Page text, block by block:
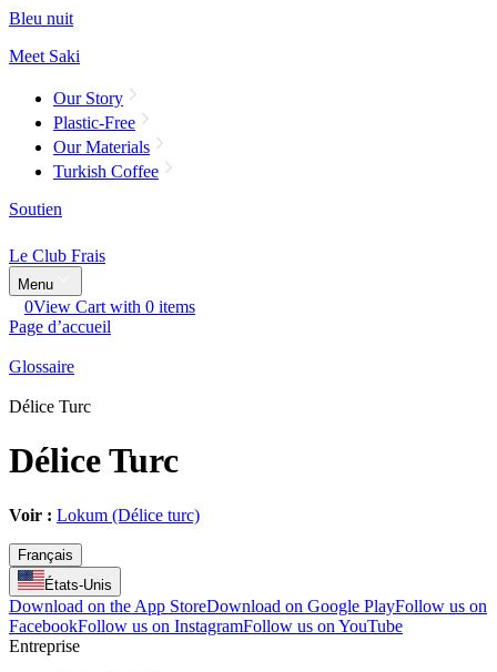
Bleu nuit
Meet Saki
Our Story
Plastic-Free
Our Materials
Turkish Coffee
Soutien
Le Club Frais
Menu
0View Cart with 0 items
Page d’accueil
Glossaire
Délice Turc
Délice Turc
Voir : Lokum (Délice turc)
Français
États-Unis
Download on the App StoreDownload on Google PlayFollow us on
FacebookFollow us on InstagramFollow us on YouTube
Entreprise